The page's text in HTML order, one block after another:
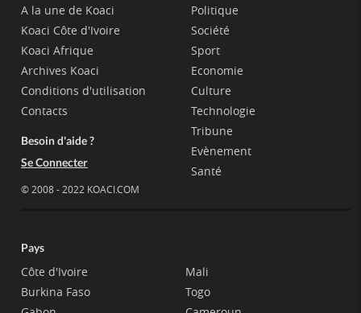
A la une de Koaci
Koaci Côte d'Ivoire
Koaci Afrique
Archives Koaci
Conditions d'utilisation
Contacts
Besoin d'aide ?
Se Connecter
© 2008 - 2022 KOACI.COM
Politique
Société
Sport
Economie
Culture
Technologie
Tribune
Evènement
Santé
Pays
Côte d'Ivoire
Burkina Faso
Mali
Togo